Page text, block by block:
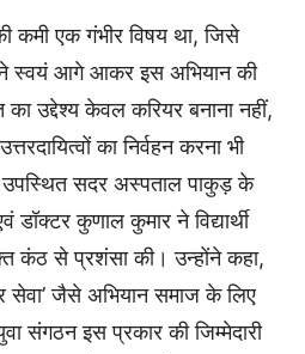
एक गंभीर विषय था, जिसे
ने स्वयं आगे आकर इस अभियान की
उद्देश्य केवल करियर बनाना नहीं,
का निर्वहन करना भी
उपस्थित सदर अस्पताल पाकुड़ के
डॉक्टर कुणाल कुमार ने विद्यार्थी
कंठ से प्रशंसा की। उन्होंने कहा,
सेवा’ जैसे अभियान समाज के लिए
संगठन इस प्रकार की जिम्मेदारी